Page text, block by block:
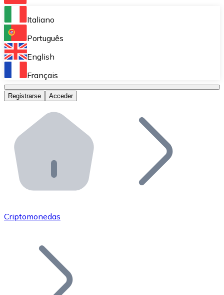
Bitnovo Ramp
Integra nuestra solución en tu plataforma.
Bitnovo Giftcards
Bitnovo OTC
Bitnovo ATM
Integra un ATM Bitnovo en tu negocio y permite que
Bitnovo API
Integra nuestra API en tu ecosistema.
Únete a nuestra red de distribuidores.
Añade tu proyecto a nuestro ecosistema.
Italiano
Português
English
Français
Registrarse Acceder
Criptomonedas